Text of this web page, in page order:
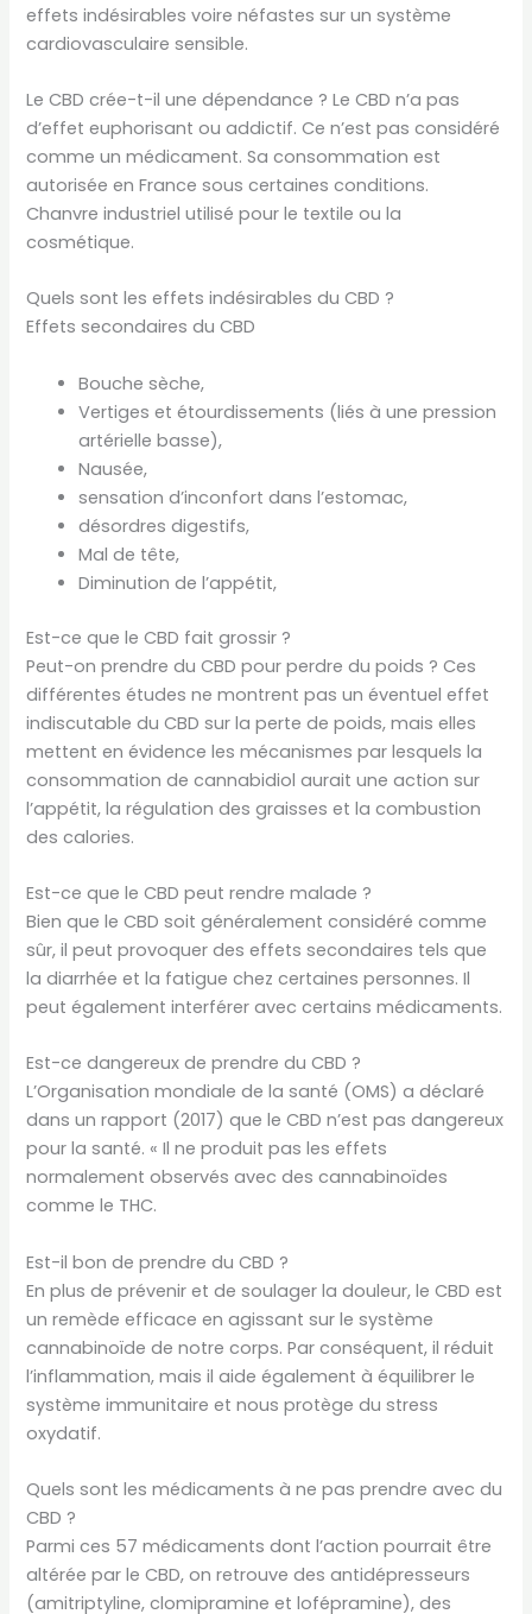
effets indésirables voire néfastes sur un système
cardiovasculaire sensible.
Le CBD crée-t-il une dépendance ? Le CBD n’a pas
d’effet euphorisant ou addictif. Ce n’est pas considéré
comme un médicament. Sa consommation est
autorisée en France sous certaines conditions.
Chanvre industriel utilisé pour le textile ou la
cosmétique.
Quels sont les effets indésirables du CBD ?
Effets secondaires du CBD
Bouche sèche,
Vertiges et étourdissements (liés à une pression
artérielle basse),
Nausée,
sensation d’inconfort dans l’estomac,
désordres digestifs,
Mal de tête,
Diminution de l’appétit,
Est-ce que le CBD fait grossir ?
Peut-on prendre du CBD pour perdre du poids ? Ces
différentes études ne montrent pas un éventuel effet
indiscutable du CBD sur la perte de poids, mais elles
mettent en évidence les mécanismes par lesquels la
consommation de cannabidiol aurait une action sur
l’appétit, la régulation des graisses et la combustion
des calories.
Est-ce que le CBD peut rendre malade ?
Bien que le CBD soit généralement considéré comme
sûr, il peut provoquer des effets secondaires tels que
la diarrhée et la fatigue chez certaines personnes. Il
peut également interférer avec certains médicaments.
Est-ce dangereux de prendre du CBD ?
L’Organisation mondiale de la santé (OMS) a déclaré
dans un rapport (2017) que le CBD n’est pas dangereux
pour la santé. « Il ne produit pas les effets
normalement observés avec des cannabinoïdes
comme le THC.
Est-il bon de prendre du CBD ?
En plus de prévenir et de soulager la douleur, le CBD est
un remède efficace en agissant sur le système
cannabinoïde de notre corps. Par conséquent, il réduit
l’inflammation, mais il aide également à équilibrer le
système immunitaire et nous protège du stress
oxydatif.
Quels sont les médicaments à ne pas prendre avec du
CBD ?
Parmi ces 57 médicaments dont l’action pourrait être
altérée par le CBD, on retrouve des antidépresseurs
(amitriptyline, clomipramine et lofépramine), des